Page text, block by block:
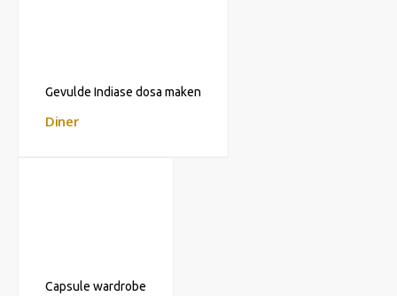
Gevulde Indiase dosa maken
Diner
Capsule wardrobe